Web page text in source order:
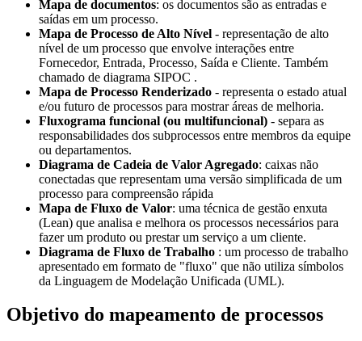
Mapa de documentos: os documentos são as entradas e
saídas em um processo.
Mapa de Processo de Alto Nível - representação de alto
nível de um processo que envolve interações entre
Fornecedor, Entrada, Processo, Saída e Cliente. Também
chamado de diagrama SIPOC .
Mapa de Processo Renderizado - representa o estado atual
e/ou futuro de processos para mostrar áreas de melhoria.
Fluxograma funcional (ou multifuncional) - separa as
responsabilidades dos subprocessos entre membros da equipe
ou departamentos.
Diagrama de Cadeia de Valor Agregado: caixas não
conectadas que representam uma versão simplificada de um
processo para compreensão rápida
Mapa de Fluxo de Valor: uma técnica de gestão enxuta
(Lean) que analisa e melhora os processos necessários para
fazer um produto ou prestar um serviço a um cliente.
Diagrama de Fluxo de Trabalho : um processo de trabalho
apresentado em formato de "fluxo" que não utiliza símbolos
da Linguagem de Modelação Unificada (UML).
Objetivo do mapeamento de processos